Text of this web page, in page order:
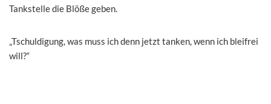
Tankstelle die Blöße geben.
„Tschuldigung, was muss ich denn jetzt tanken, wenn ich bleifrei
will?“